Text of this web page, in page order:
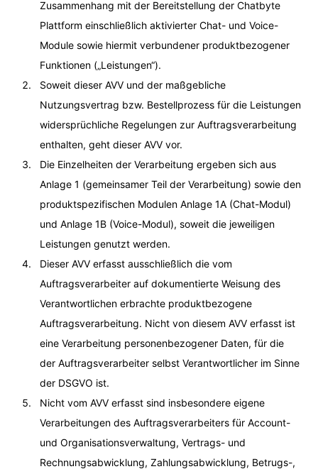
Zusammenhang mit der Bereitstellung der Chatbyte
Plattform einschließlich aktivierter Chat- und Voice-
Module sowie hiermit verbundener produktbezogener
Funktionen („Leistungen“).
Soweit dieser AVV und der maßgebliche
Nutzungsvertrag bzw. Bestellprozess für die Leistungen
widersprüchliche Regelungen zur Auftragsverarbeitung
enthalten, geht dieser AVV vor.
Die Einzelheiten der Verarbeitung ergeben sich aus
Anlage 1 (gemeinsamer Teil der Verarbeitung) sowie den
produktspezifischen Modulen Anlage 1A (Chat-Modul)
und Anlage 1B (Voice-Modul), soweit die jeweiligen
Leistungen genutzt werden.
Dieser AVV erfasst ausschließlich die vom
Auftragsverarbeiter auf dokumentierte Weisung des
Verantwortlichen erbrachte produktbezogene
Auftragsverarbeitung. Nicht von diesem AVV erfasst ist
eine Verarbeitung personenbezogener Daten, für die
der Auftragsverarbeiter selbst Verantwortlicher im Sinne
der DSGVO ist.
Nicht vom AVV erfasst sind insbesondere eigene
Verarbeitungen des Auftragsverarbeiters für Account-
und Organisationsverwaltung, Vertrags- und
Rechnungsabwicklung, Zahlungsabwicklung, Betrugs-,